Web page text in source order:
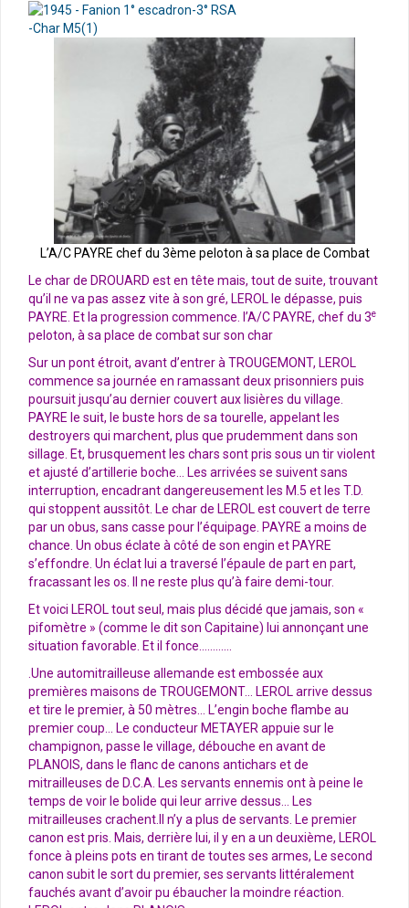
L’A/C PAYRE chef du 3ème peloton à sa place de Combat
Le char de DROUARD est en tête mais, tout de suite, trouvant
qu’il ne va pas assez vite à son gré, LEROL le dépasse, puis
PAYRE. Et la progression commence. l’A/C PAYRE, chef du 3e
peloton, à sa place de combat sur son char
Sur un pont étroit, avant d’entrer à TROUGEMONT, LEROL
commence sa journée en ramassant deux prisonniers puis
poursuit jusqu’au dernier couvert aux lisières du village.
PAYRE le suit, le buste hors de sa tourelle, appelant les
destroyers qui marchent, plus que prudemment dans son
sillage. Et, brusquement les chars sont pris sous un tir violent
et ajusté d’artillerie boche… Les arrivées se suivent sans
interruption, encadrant dangereusement les M.5 et les T.D.
qui stoppent aussitôt. Le char de LEROL est couvert de terre
par un obus, sans casse pour l’équipage. PAYRE a moins de
chance. Un obus éclate à côté de son engin et PAYRE
s’effondre. Un éclat lui a traversé l’épaule de part en part,
fracassant les os. Il ne reste plus qu’à faire demi-tour.
Et voici LEROL tout seul, mais plus décidé que jamais, son «
pifomètre » (comme le dit son Capitaine) lui annonçant une
situation favorable. Et il fonce…………
.Une automitrailleuse allemande est embossée aux
premières maisons de TROUGEMONT… LEROL arrive dessus
et tire le premier, à 50 mètres… L’engin boche flambe au
premier coup… Le conducteur METAYER appuie sur le
champignon, passe le village, débouche en avant de
PLANOIS, dans le flanc de canons antichars et de
mitrailleuses de D.C.A. Les servants ennemis ont à peine le
temps de voir le bolide qui leur arrive dessus… Les
mitrailleuses crachent.Il n’y a plus de servants. Le premier
canon est pris. Mais, derrière lui, il y en a un deuxième, LEROL
fonce à pleins pots en tirant de toutes ses armes, Le second
canon subit le sort du premier, ses servants littéralement
fauchés avant d’avoir pu ébaucher la moindre réaction.